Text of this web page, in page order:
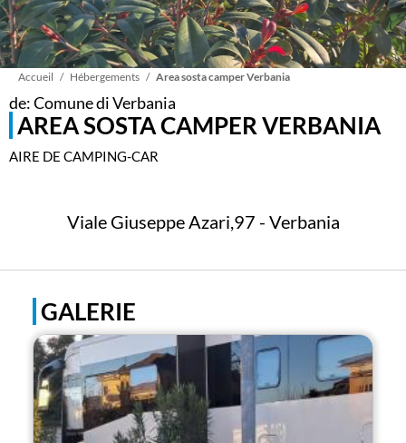
Fil
d'Ariane
Accueil Hébergements Area sosta camper Verbania
de: Comune di Verbania
AREA SOSTA CAMPER VERBANIA
AIRE DE CAMPING-CAR
Viale Giuseppe Azari,97 - Verbania
GALERIE